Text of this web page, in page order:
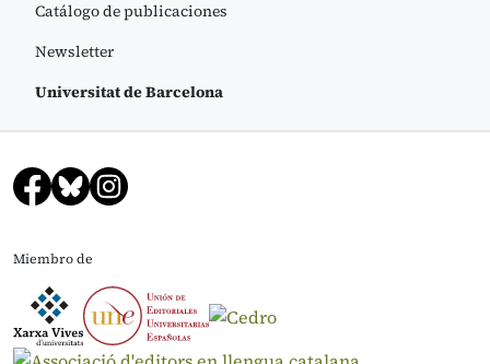
Catálogo de publicaciones
Newsletter
Universitat de Barcelona
Miembro de